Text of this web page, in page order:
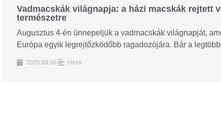
Vadmacskák világnapja: a házi macskák rejtett
természetre
Augusztus 4-én ünnepeljük a vadmacskák világnapját,
Európa egyik legrejtőzködőbb ragadozójára. Bár a
2026.08.06. Hírek